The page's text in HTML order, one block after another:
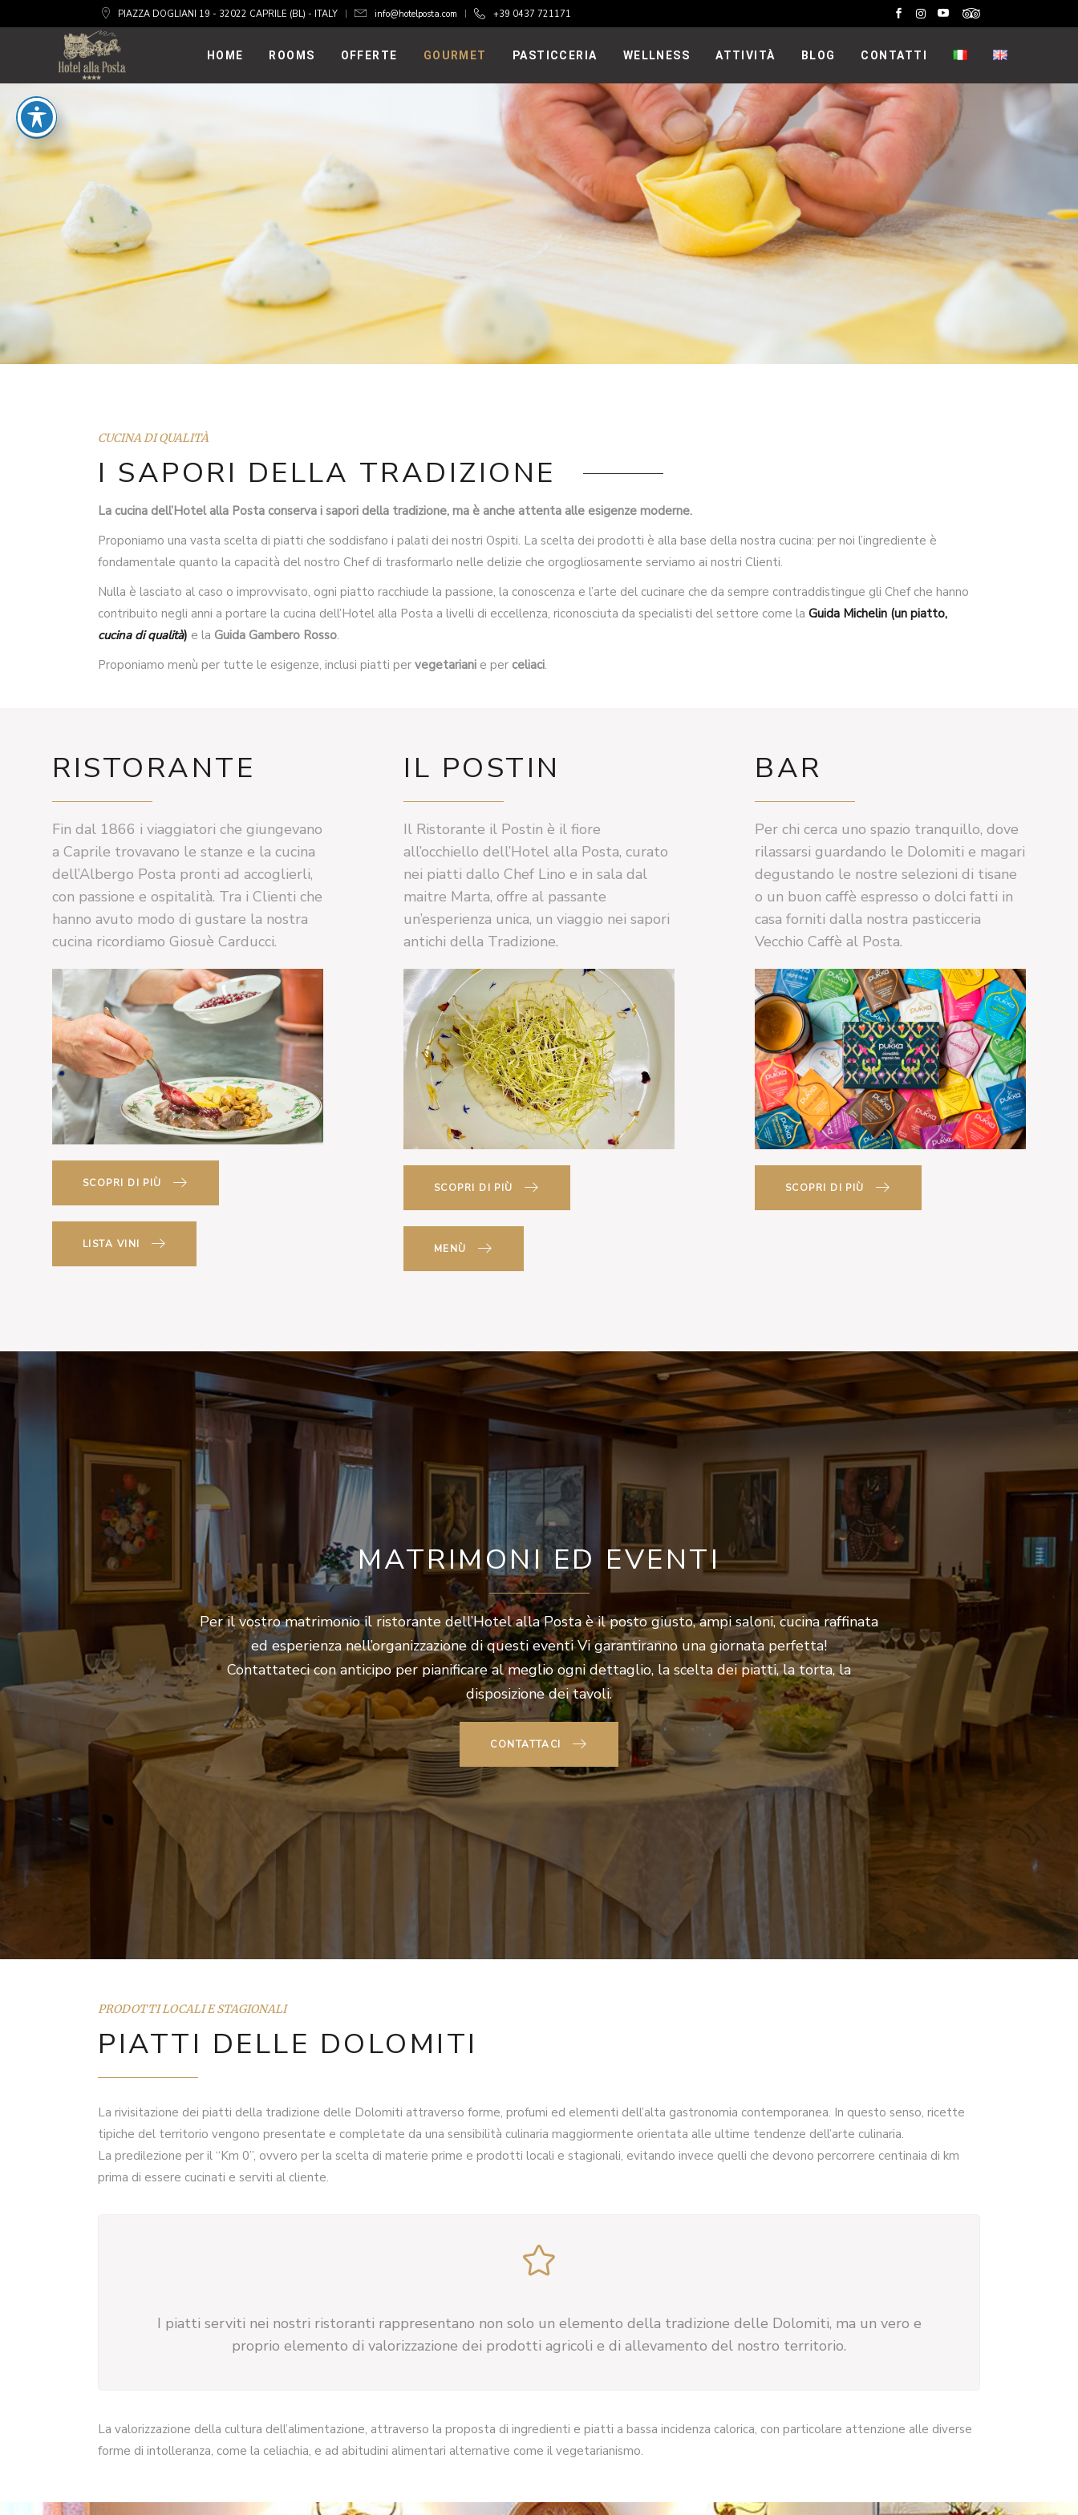
PIAZZA DOGLIANI 19 - 32022 CAPRILE (BL) - ITALY info@hotelposta.com +39 0437 721171
HOME ROOMS OFFERTE GOURMET PASTICCERIA WELLNESS ATTIVITÀ BLOG CONTATTI
CUCINA DI QUALITÀ
I SAPORI DELLA TRADIZIONE
La cucina dell’Hotel alla Posta conserva i sapori della tradizione, ma è anche attenta alle esigenze moderne.
Proponiamo una vasta scelta di piatti che soddisfano i palati dei nostri Ospiti. La scelta dei prodotti è alla base della nostra cucina: per noi l’ingrediente è
fondamentale quanto la capacità del nostro Chef di trasformarlo nelle delizie che orgogliosamente serviamo ai nostri Clienti.
Nulla è lasciato al caso o improvvisato, ogni piatto racchiude la passione, la conoscenza e l’arte del cucinare che da sempre contraddistingue gli Chef che hanno
contribuito negli anni a portare la cucina dell’Hotel alla Posta a livelli di eccellenza, riconosciuta da specialisti del settore come la Guida Michelin (un piatto,
cucina di qualità) e la Guida Gambero Rosso.
Proponiamo menù per tutte le esigenze, inclusi piatti per vegetariani e per celiaci.
RISTORANTE
Fin dal 1866 i viaggiatori che giungevano
a Caprile trovavano le stanze e la cucina
dell’Albergo Posta pronti ad accoglierli,
con passione e ospitalità. Tra i Clienti che
hanno avuto modo di gustare la nostra
cucina ricordiamo Giosuè Carducci.
SCOPRI DI PIÙ
LISTA VINI
IL POSTIN
Il Ristorante il Postin è il fiore
all’occhiello dell’Hotel alla Posta, curato
nei piatti dallo Chef Lino e in sala dal
maitre Marta, offre al passante
un’esperienza unica, un viaggio nei sapori
antichi della Tradizione.
SCOPRI DI PIÙ
MENÙ
BAR
Per chi cerca uno spazio tranquillo, dove
rilassarsi guardando le Dolomiti e magari
degustando le nostre selezioni di tisane
o un buon caffè espresso o dolci fatti in
casa forniti dalla nostra pasticceria
Vecchio Caffè al Posta.
SCOPRI DI PIÙ
MATRIMONI ED EVENTI
Per il vostro matrimonio il ristorante dell’Hotel alla Posta è il posto giusto, ampi saloni, cucina raffinata
ed esperienza nell’organizzazione di questi eventi Vi garantiranno una giornata perfetta!
Contattateci con anticipo per pianificare al meglio ogni dettaglio, la scelta dei piatti, la torta, la
disposizione dei tavoli.
CONTATTACI
PRODOTTI LOCALI E STAGIONALI
PIATTI DELLE DOLOMITI
La rivisitazione dei piatti della tradizione delle Dolomiti attraverso forme, profumi ed elementi dell’alta gastronomia contemporanea. In questo senso, ricette
tipiche del territorio vengono presentate e completate da una sensibilità culinaria maggiormente orientata alle ultime tendenze dell’arte culinaria.
La predilezione per il “Km 0”, ovvero per la scelta di materie prime e prodotti locali e stagionali, evitando invece quelli che devono percorrere centinaia di km
prima di essere cucinati e serviti al cliente.
I piatti serviti nei nostri ristoranti rappresentano non solo un elemento della tradizione delle Dolomiti, ma un vero e
proprio elemento di valorizzazione dei prodotti agricoli e di allevamento del nostro territorio.
La valorizzazione della cultura dell’alimentazione, attraverso la proposta di ingredienti e piatti a bassa incidenza calorica, con particolare attenzione alle diverse
forme di intolleranza, come la celiachia, e ad abitudini alimentari alternative come il vegetarianismo.